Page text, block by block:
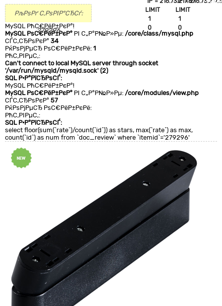
LIMIT
1
0
LIMIT
1
0
РљРѕРґ С‚РѕРІР°СЂСѓ:
279296
MySQL РћС€РёР±РєР°!
MySQL РѕС€РёР±РєР° РІ С„Р°Р№Р»Рµ: /core/class/mysql.php
СЃС‚СЂРѕРєР° 34
РќРѕРјРµСЂ РѕС€РёР±РєРё: 1
РћС‚РІРµС‚:
Can't connect to local MySQL server through socket
'/var/run/mysqld/mysqld.sock' (2)
SQL Р·Р°РїСЂРѕСЃ:
MySQL РћС€РёР±РєР°!
MySQL РѕС€РёР±РєР° РІ С„Р°Р№Р»Рµ: /core/modules/view.php
СЃС‚СЂРѕРєР° 57
РќРѕРјРµСЂ РѕС€РёР±РєРё:
РћС‚РІРµС‚:
SQL Р·Р°РїСЂРѕСЃ:
select floor(sum(`rate`)/count(`id`)) as stars, max(`rate`) as max,
count(`id`) as num from `doc_review` where `itemid`='279296'